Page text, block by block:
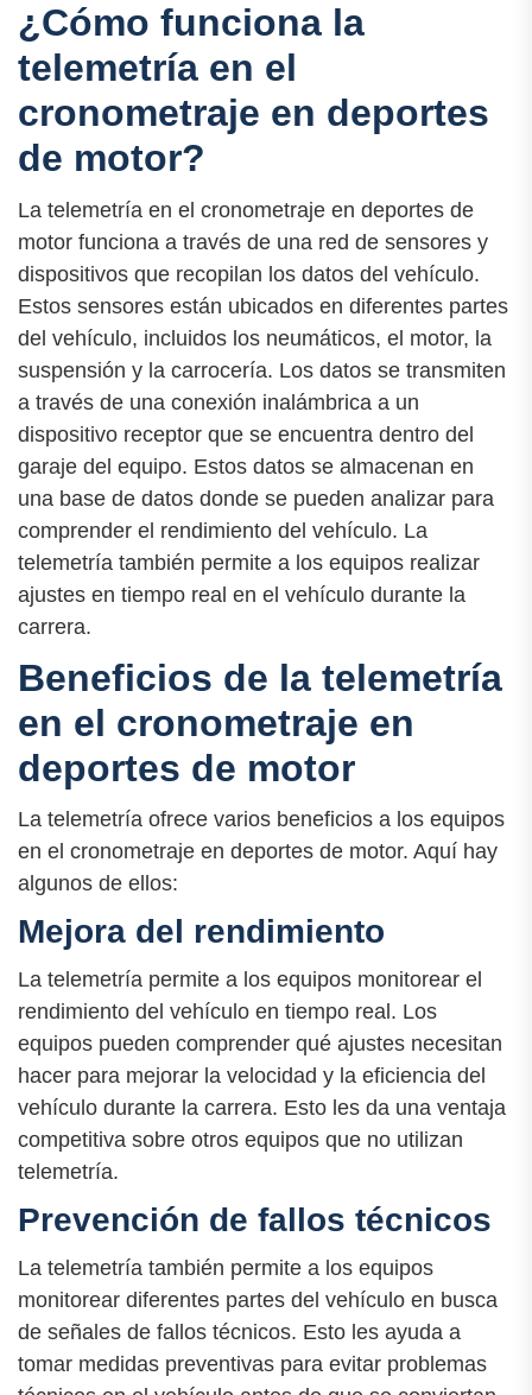
¿Cómo funciona la
telemetría en el
cronometraje en deportes
de motor?
La telemetría en el cronometraje en deportes de
motor funciona a través de una red de sensores y
dispositivos que recopilan los datos del vehículo.
Estos sensores están ubicados en diferentes partes
del vehículo, incluidos los neumáticos, el motor, la
suspensión y la carrocería. Los datos se transmiten
a través de una conexión inalámbrica a un
dispositivo receptor que se encuentra dentro del
garaje del equipo. Estos datos se almacenan en
una base de datos donde se pueden analizar para
comprender el rendimiento del vehículo. La
telemetría también permite a los equipos realizar
ajustes en tiempo real en el vehículo durante la
carrera.
Beneficios de la telemetría
en el cronometraje en
deportes de motor
La telemetría ofrece varios beneficios a los equipos
en el cronometraje en deportes de motor. Aquí hay
algunos de ellos:
Mejora del rendimiento
La telemetría permite a los equipos monitorear el
rendimiento del vehículo en tiempo real. Los
equipos pueden comprender qué ajustes necesitan
hacer para mejorar la velocidad y la eficiencia del
vehículo durante la carrera. Esto les da una ventaja
competitiva sobre otros equipos que no utilizan
telemetría.
Prevención de fallos técnicos
La telemetría también permite a los equipos
monitorear diferentes partes del vehículo en busca
de señales de fallos técnicos. Esto les ayuda a
tomar medidas preventivas para evitar problemas